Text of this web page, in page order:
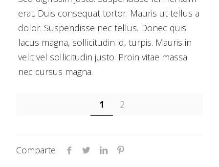
erat. Duis consequat tortor. Mauris ut tellus a
dolor. Suspendisse nec tellus. Donec quis
lacus magna, sollicitudin id, turpis. Mauris in
velit vel sollicitudin justo. Proin vitae massa
nec cursus magna.
1 2
Comparte